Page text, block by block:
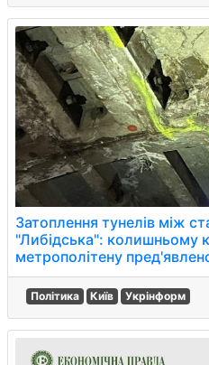
Затоплення тунелів між
"Либідська": колишньому
метрополітену
Політика Київ Укрінформ